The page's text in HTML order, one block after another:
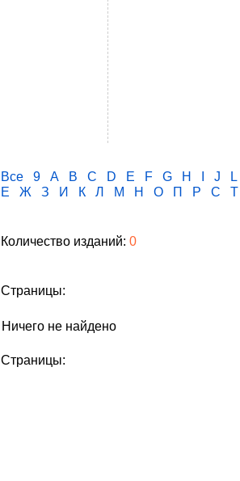
Все 9 A B C D E F G H J
L
Е
Ж З И К Л М Н О П Р С Т
Количество изданий: 0
Страницы:
Ничего не найдено
Страницы: